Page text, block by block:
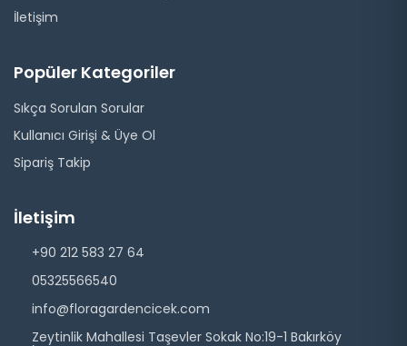
İletişim
Popüler Kategoriler
Sıkça Sorulan Sorular
Kullanıcı Girişi & Üye Ol
Sipariş Takip
İletişim
+90 212 583 27 64
05325566540
info@floragardencicek.com
Zeytinlik Mahallesi Taşevler Sokak No:19-1 Bakırköy